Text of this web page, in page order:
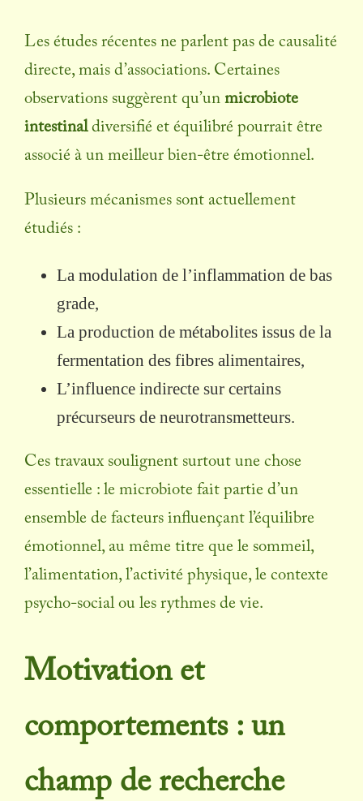
Les études récentes ne parlent pas de causalité
directe, mais d’associations. Certaines
observations suggèrent qu’un microbiote
intestinaldiversifié et équilibré pourrait être
associé à un meilleur bien-être émotionnel.
Plusieurs mécanismes sont actuellement
étudiés :
La modulation de l’inflammation de bas
grade,
La production de métabolites issus de la
fermentation des fibres alimentaires,
L’influence indirecte sur certains
précurseurs de neurotransmetteurs.
Ces travaux soulignent surtout une chose
essentielle : le microbiote fait partie d’un
ensemble de facteurs influençant l’équilibre
émotionnel, au même titre que le sommeil,
l’alimentation, l’activité physique, le contexte
psycho-social ou les rythmes de vie.
Motivation et
comportements : un
champ de recherche